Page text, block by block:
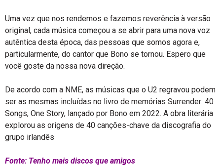
Uma vez que nos rendemos e fazemos reverência à versão
original, cada música começou a se abrir para uma nova voz
autêntica desta época, das pessoas que somos agora e,
particularmente, do cantor que Bono se tornou. Espero que
você goste da nossa nova direção.
De acordo com a NME, as músicas que o U2 regravou podem
ser as mesmas incluídas no livro de memórias Surrender: 40
Songs, One Story, lançado por Bono em 2022. A obra literária
explorou as origens de 40 canções-chave da discografia do
grupo irlandês
Fonte: Tenho mais discos que amigos